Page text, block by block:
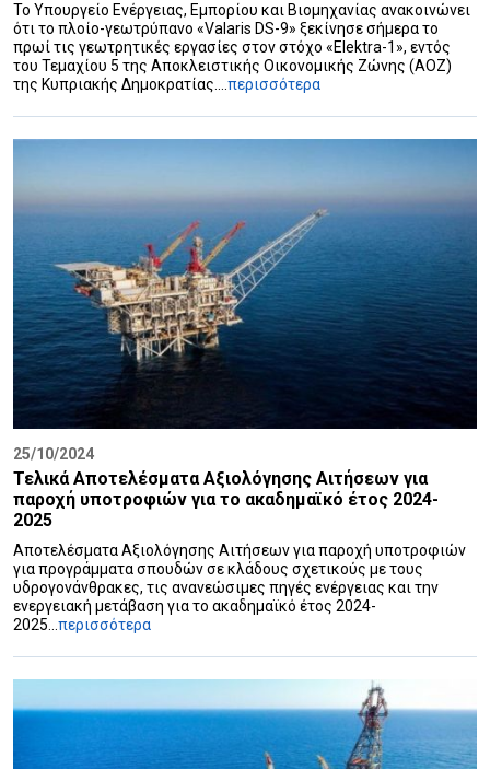
Το Υπουργείο Ενέργειας, Εμπορίου και Βιομηχανίας ανακοινώνει
ότι το πλοίο-γεωτρύπανο «Valaris DS-9» ξεκίνησε σήμερα το
πρωί τις γεωτρητικές εργασίες στον στόχο «Elektra-1», εντός
του Τεμαχίου 5 της Αποκλειστικής Οικονομικής Ζώνης (ΑΟΖ)
της Κυπριακής Δημοκρατίας.... περισσότερα
25/10/2024
Τελικά Αποτελέσματα Αξιολόγησης Αιτήσεων για
παροχή υποτροφιών για το ακαδημαϊκό έτος 2024-
2025
Αποτελέσματα Αξιολόγησης Αιτήσεων για παροχή υποτροφιών
για προγράμματα σπουδών σε κλάδους σχετικούς με τους
υδρογονάνθρακες, τις ανανεώσιμες πηγές ενέργειας και την
ενεργειακή μετάβαση για το ακαδημαϊκό έτος 2024-
2025... περισσότερα